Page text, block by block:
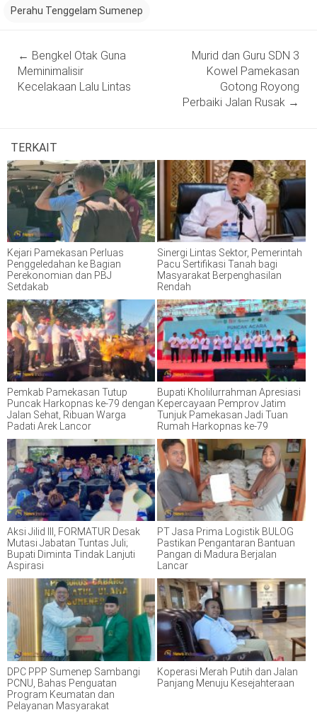
Perahu Tenggelam Sumenep
navigation
← Bengkel Otak Guna
Meminimalisir
Kecelakaan Lalu Lintas
Murid dan Guru SDN 3
Kowel Pamekasan
Gotong Royong
Perbaiki Jalan Rusak →
TERKAIT
Kejari Pamekasan Perluas
Penggeledahan ke Bagian
Perekonomian dan PBJ
Setdakab
Sinergi Lintas Sektor, Pemerintah
Pacu Sertifikasi Tanah bagi
Masyarakat Berpenghasilan
Rendah
Pemkab Pamekasan Tutup
Puncak Harkopnas ke-79 dengan
Jalan Sehat, Ribuan Warga
Padati Arek Lancor
Bupati Kholilurrahman Apresiasi
Kepercayaan Pemprov Jatim
Tunjuk Pamekasan Jadi Tuan
Rumah Harkopnas ke-79
Aksi Jilid III, FORMATUR Desak
Mutasi Jabatan Tuntas Juli;
Bupati Diminta Tindak Lanjuti
Aspirasi
PT Jasa Prima Logistik BULOG
Pastikan Pengantaran Bantuan
Pangan di Madura Berjalan
Lancar
DPC PPP Sumenep Sambangi
PCNU, Bahas Penguatan
Program Keumatan dan
Pelayanan Masyarakat
Koperasi Merah Putih dan Jalan
Panjang Menuju Kesejahteraan